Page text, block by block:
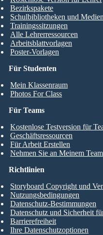
Für Studenten
Mein Klassenraum
Photos For Class
Bezirkspakete
Schulbibliotheken und
Trainingssitzungen
Alle Lehrerressourcen
Arbeitsblattvorlagen
Poster-Vorlagen
Für Teams
Kostenlose Testversion für
Geschäftsressourcen
Für Arbeit Erstellen
Nehmen Sie an Meinem
Richtlinien
Storyboard Copyright und
Nutzungsbedingungen
Datenschutz-Bestimmungen
Datenschutz und Sicherheit
Barrierefreiheit
Ihre Datenschutzoptionen